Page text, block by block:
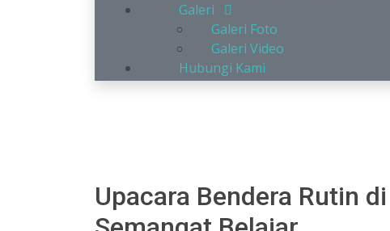
Galeri
Galeri Foto
Galeri Video
Hubungi Kami
Upacara Bendera Rutin